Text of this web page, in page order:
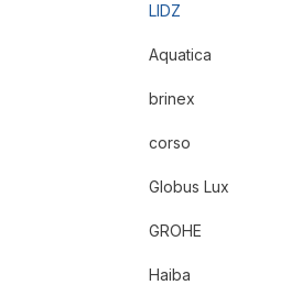
LIDZ
Aquatica
brinex
corso
Globus Lux
GROHE
Haiba